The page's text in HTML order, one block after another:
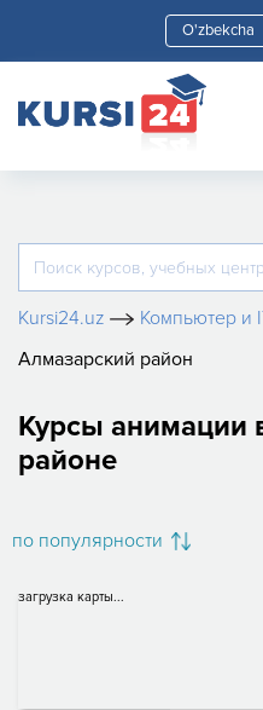
Kursi24.uz Компьютер и
Алмазарский район
Курсы анимации
районе
по популярности
загрузка карты...